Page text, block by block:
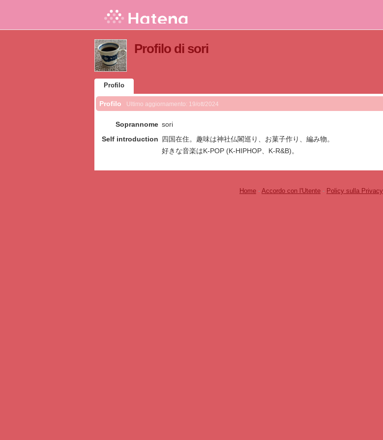
Profilo di sori
Profilo
Profilo Ultimo aggiornamento: 19/ott/2024
Soprannome sori
Self introduction 四国在住。趣味は神社仏閣巡り、お菓子作り、編み物。
好きな音楽はK-POP (K-HIPHOP、K-R&B)。
Home - Accordo con l'Utente - Policy sulla Privacy